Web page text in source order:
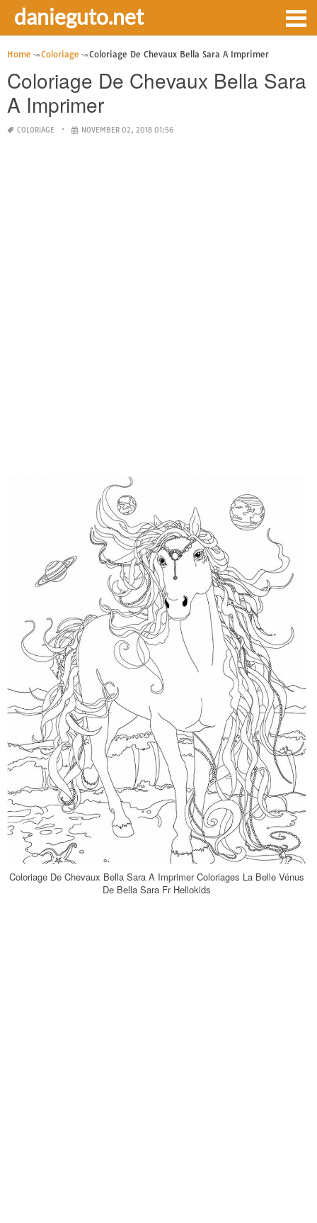
danieguto.net
Home Coloriage Coloriage De Chevaux Bella Sara A Imprimer
Coloriage De Chevaux Bella Sara
A Imprimer
COLORIAGE NOVEMBER 02, 2018 01:56
Coloriage De Chevaux Bella Sara A Imprimer Coloriages La Belle Vénus
De Bella Sara Fr Hellokids